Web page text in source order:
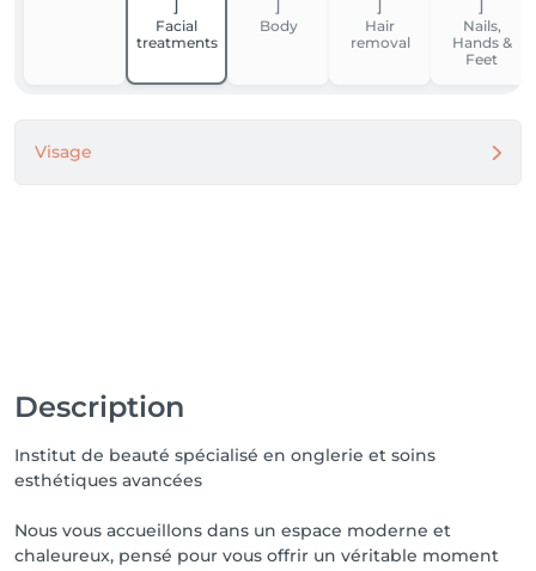
Facial
treatments
Body
Hair
removal
Nails,
Hands &
Feet
Visage
Description
Institut de beauté spécialisé en onglerie et soins
esthétiques avancées
Nous vous accueillons dans un espace moderne et
chaleureux, pensé pour vous offrir un véritable moment